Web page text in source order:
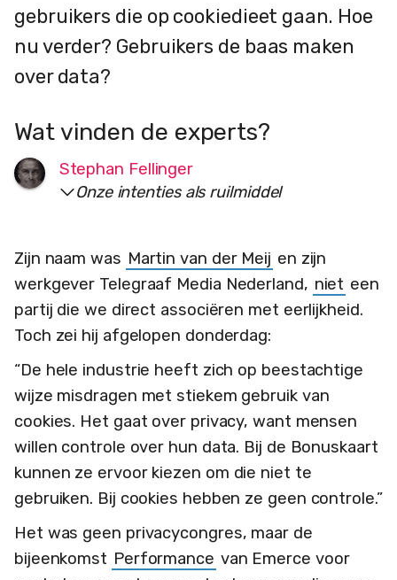
gebruikers die op cookiedieet gaan. Hoe
nu verder? Gebruikers de baas maken
over data?
Wat vinden de experts?
Stephan Fellinger
Onze intenties als ruilmiddel
Zijn naam was Martin van der Meij en zijn
werkgever Telegraaf Media Nederland, niet een
partij die we direct associëren met eerlijkheid.
Toch zei hij afgelopen donderdag:
“De hele industrie heeft zich op beestachtige
wijze misdragen met stiekem gebruik van
cookies. Het gaat over privacy, want mensen
willen controle over hun data. Bij de Bonuskaart
kunnen ze ervoor kiezen om die niet te
gebruiken. Bij cookies hebben ze geen controle.”
Het was geen privacycongres, maar de
bijeenkomst Performance van Emerce voor